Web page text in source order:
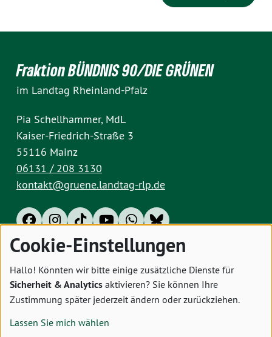
Fraktion BÜNDNIS 90/DIE GRÜNEN
im Landtag Rheinland-Pfalz
Pia Schellhammer, MdL
Kaiser-Friedrich-Straße 3
55116 Mainz
06131 / 208 3130
kontakt@gruene.landtag-rlp.de
Impressum Datenschutz Cookies
Cookie-Einstellungen
Hallo! Könnten wir bitte einige zusätzliche Dienste für
Sicherheit & Analytics aktivieren? Sie können Ihre
Zustimmung später jederzeit ändern oder zurückziehen.
Lassen Sie mich wählen